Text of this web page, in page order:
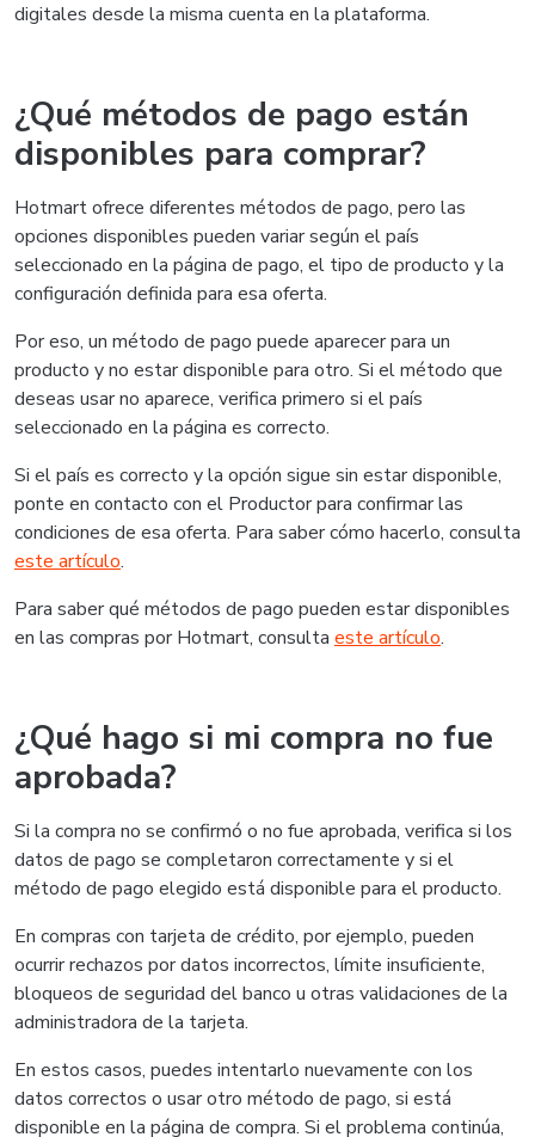
digitales desde la misma cuenta en la plataforma.
¿Qué métodos de pago están
disponibles para comprar?
Hotmart ofrece diferentes métodos de pago, pero las
opciones disponibles pueden variar según el país
seleccionado en la página de pago, el tipo de producto y la
configuración definida para esa oferta.
Por eso, un método de pago puede aparecer para un
producto y no estar disponible para otro. Si el método que
deseas usar no aparece, verifica primero si el país
seleccionado en la página es correcto.
Si el país es correcto y la opción sigue sin estar disponible,
ponte en contacto con el Productor para confirmar las
condiciones de esa oferta. Para saber cómo hacerlo, consulta
este artículo.
Para saber qué métodos de pago pueden estar disponibles
en las compras por Hotmart, consulta este artículo.
¿Qué hago si mi compra no fue
aprobada?
Si la compra no se confirmó o no fue aprobada, verifica si los
datos de pago se completaron correctamente y si el
método de pago elegido está disponible para el producto.
En compras con tarjeta de crédito, por ejemplo, pueden
ocurrir rechazos por datos incorrectos, límite insuficiente,
bloqueos de seguridad del banco u otras validaciones de la
administradora de la tarjeta.
En estos casos, puedes intentarlo nuevamente con los
datos correctos o usar otro método de pago, si está
disponible en la página de compra. Si el problema continúa,